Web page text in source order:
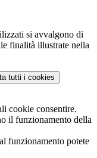
si avvalgono di
finalità illustrate nella
tutti i cookies
cookie consentire.
il funzionamento della
funzionamento potete